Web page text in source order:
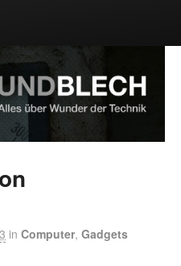
in Computer, Gadgets